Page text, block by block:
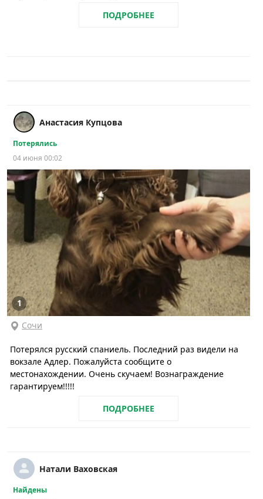
ПОДРОБНЕЕ
Анастасия Купцова
Потерялись
04 июня 00:02
1
Сочи
Потерялся русский спаниель. Последний раз видели на
вокзале Адлер. Пожалуйста сообщите о
местонахождении. Очень скучаем! Вознаграждение
гарантируем!!!!!
ПОДРОБНЕЕ
Натали Ваховская
Найдены